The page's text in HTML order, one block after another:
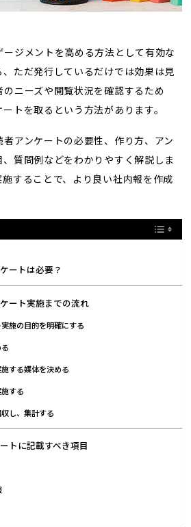
ジメントを高める方法として有効な
ただ発行しているだけでは効果は見
ニーズや閲覧状況を確認するため
トを取るという方法があります。
アンケートの必要性、作り方、アン
質問例などをわかりやすく解説しま
することで、より良い社内報を作成
ートは必要？
ート実施までの流れ
施の目的を明確にする
する媒体を決める
する
し、集計する
トに記載すべき項目